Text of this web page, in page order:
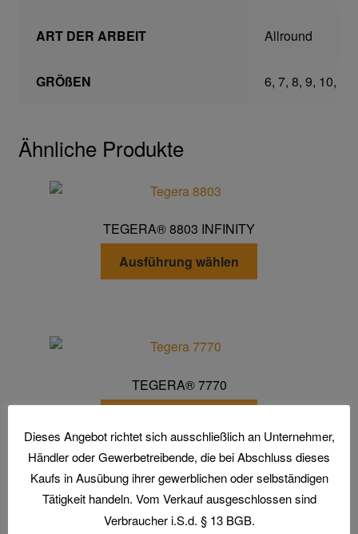
ART DER ARBEIT Allround
GRÖßEN 6, 7, 8, 9, 10, 11
Ähnliche Produkte
TEGERA® 8803 INFINITY
Ausführung wählen
auf
der
Produktseite
gewählt
TEGERA® 7770
Dieses
Produkt
weist
Varianten
auf.
Dieses Angebot richtet sich ausschließlich an Unternehmer,
Händler oder Gewerbetreibende, die bei Abschluss dieses
Kaufs in Ausübung ihrer gewerblichen oder selbständigen
Tätigkeit handeln. Vom Verkauf ausgeschlossen sind
Verbraucher i.S.d. § 13 BGB.